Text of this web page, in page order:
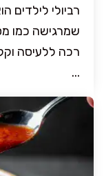
רביולי לילדים
שמרגישה כמו
רכה ללעיסה
...